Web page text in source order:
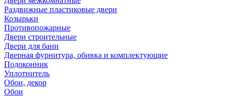
Раздвижные пластиковые двери
Козырьки
Противопожарные
Двери строительные
Двери для бани
Дверная фурнитура, обивка и комплектующие
Подоконник
Уплотнитель
Обои, декор
Обои